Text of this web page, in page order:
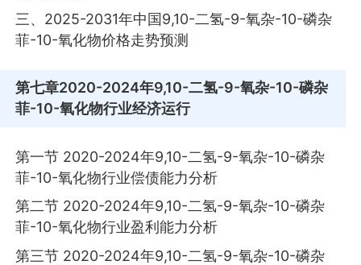
三、2025-2031年中国9,10-二氢-9-氧杂-10-磷杂
菲-10-氧化物价格走势预测
第七章2020-2024年9,10-二氢-9-氧杂-10-磷杂
菲-10-氧化物行业经济运行
第一节 2020-2024年9,10-二氢-9-氧杂-10-磷杂
菲-10-氧化物行业偿债能力分析
第二节 2020-2024年9,10-二氢-9-氧杂-10-磷杂
菲-10-氧化物行业盈利能力分析
第三节 2020-2024年9,10-二氢-9-氧杂-10-磷杂